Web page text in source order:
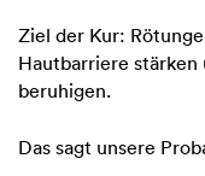
Ziel der Kur:
Hautbarriere stärken
beruhigen.
Das sagt unsere